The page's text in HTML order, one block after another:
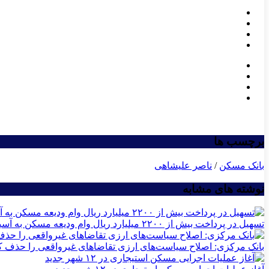
برچسب ها
بانک مسکن / ناصر علیشاهی
نوشته های مشابه
تسهیل در پرداخت بیش از ۲۲۰۰ میلیارد ریال وام ودیعه مسکن به آسیب‌دیدگان جنگ در هرمزگان
بانک مرکزی: اصلاح سیاست‌های ارزی تقاضاهای غیرواقعی را حذف